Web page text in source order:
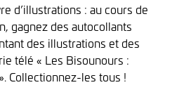
d’illustrations : au cours de
gagnez des autocollants
des illustrations et des
télé « Les Bisounours :
Collectionnez-les tous !